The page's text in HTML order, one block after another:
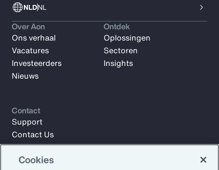
NLDNL
Over Aon
Ons verhaal
Vacatures
Investeerders
Nieuws
Ontdek
Oplossingen
Sectoren
Insights
Contact
Support
Contact Us
Cookies